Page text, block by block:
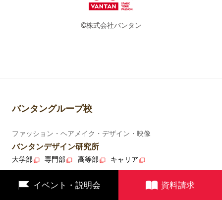
イベント・説明会 資料請求
©株式会社バンタン
バンタングループ校
ファッション・ヘアメイク・デザイン・映像
バンタンデザイン研究所
大学部 専門部 高等部 キャリア
バンタンゲームアカデミー